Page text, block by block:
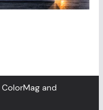
ColorMagand